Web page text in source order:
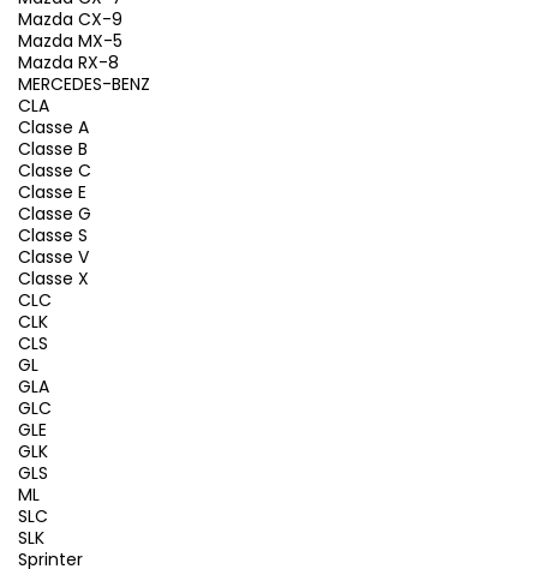
Mazda CX-9
Mazda MX-5
Mazda RX-8
MERCEDES-BENZ
CLA
Classe A
Classe B
Classe C
Classe E
Classe G
Classe S
Classe V
Classe X
CLC
CLK
CLS
GL
GLA
GLC
GLE
GLK
GLS
ML
SLC
SLK
Sprinter